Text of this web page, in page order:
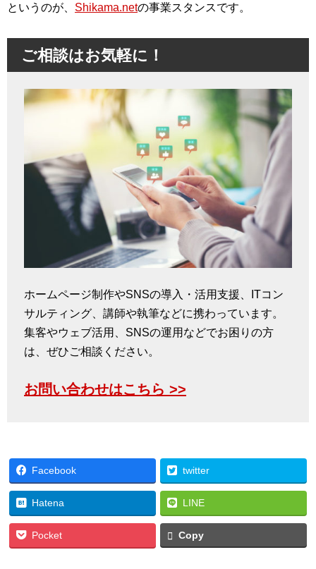
というのが、 Shikama.netの事業スタンスです。
ご相談はお気軽に！
ホームページ制作やSNSの導入・活用支援、ITコン
サルティング、講師や執筆などに携わっています。
集客やウェブ活用、SNSの運用などでお困りの方
は、ぜひご相談ください。
お問い合わせはこちら >>
Facebook twitter
Hatena LINE
Pocket Copy